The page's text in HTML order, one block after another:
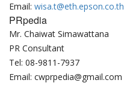
Email: wisa.t@eth.epson.co.th
PRpedia
Mr. Chaiwat Simawattana
PR Consultant
Tel: 08-9811-7937
Email: cwprpedia@gmail.com